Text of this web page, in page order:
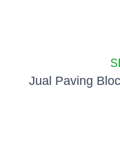
Jual Paving